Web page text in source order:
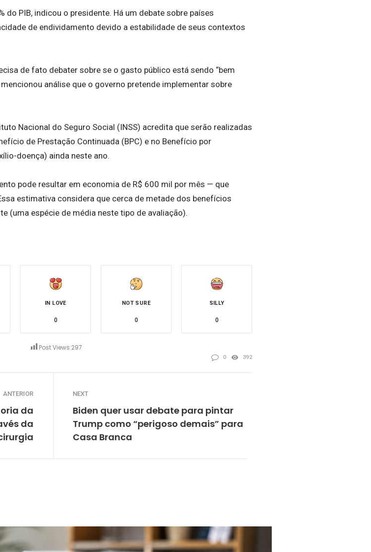
do PIB, indicou o presidente. Há um debate sobre países
de endividamento devido a estabilidade de seus contextos
de fato debater sobre se o gasto público está sendo “bem
mencionou análise que o governo pretende implementar sobre
Nacional do Seguro Social (INSS) acredita que serão realizadas
de Prestação Continuada (BPC) e no Benefício por
doença) ainda neste ano.
pode resultar em economia de R$ 600 mil por mês — que
estimativa considera que cerca de metade dos benefícios
(uma espécie de média neste tipo de avaliação).
Post Views:297
IN LOVE
0
NOT SURE
0
SILLY
0
0 392
ANTERIOR
da
da
NEXT
Biden quer usar debate para pintar
Trump como “perigoso demais” para
Casa Branca